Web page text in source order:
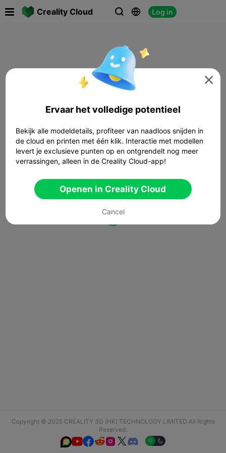
Creality Cloud   Log in
Copyright © 2025 CREALITY 3D (HK) TECHNOLOGY LIMITED All Rights
Reserved.
  

Ervaar het volledige potentieel
Bekijk alle modeldetails, profiteer van naadloos snijden in
de cloud en printen met één klik. Interactie met modellen
levert je exclusieve punten op en ontgrendelt nog meer
verrassingen, alleen in de Creality Cloud-app!
Openen in Creality Cloud
Cancel